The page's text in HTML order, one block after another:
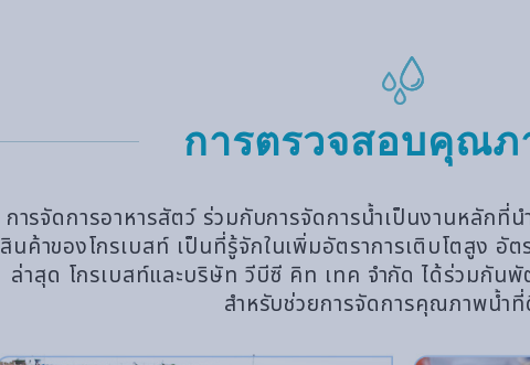
การตรวจสอบคุณภ
การจัดการอาหารสัตว์ ร่วมกับการจัดการน้ำเป็นงานหลักที่น
สินค้าของโกรเบสท์ เป็นที่รู้จักในเพิ่มอัตราการเติบโตสูง อั
ล่าสุด โกรเบสท์และบริษัท วีบีซี คิท เทค จำกัด ได้ร่วมกัน
สำหรับช่วยการจัดการคุณภาพน้ำ